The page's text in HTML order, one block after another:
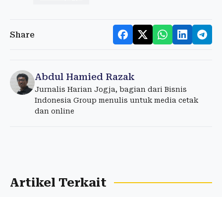
Share
Abdul Hamied Razak
Jurnalis Harian Jogja, bagian dari Bisnis
Indonesia Group menulis untuk media cetak
dan online
Artikel Terkait